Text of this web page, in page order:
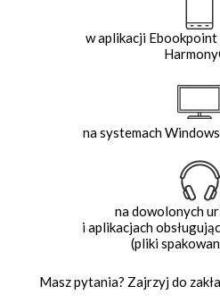
w aplikacji Ebookpoint
na systemach
na dowolonych
i aplikacjach
(pliki
Masz pytania? Zajrzyj do